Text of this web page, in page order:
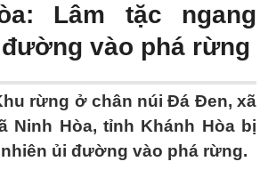
Lâm tặc ngang
vào phá rừng
rừng ở chân núi Đá Đen, xã
Ninh Hòa, tỉnh Khánh Hòa bị
nhiên ủi đường vào phá rừng.